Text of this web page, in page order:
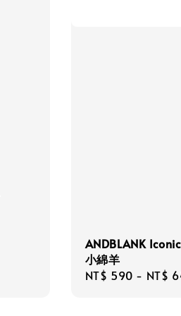
ANDBLANK
小綿羊
Regular
NT$ 590 - NT$